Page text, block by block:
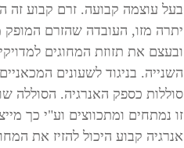
בעל עוצמה קבועה. זרם קבוע זה
יתרה מזו, העובדה שהזרם המופק
ובעצם את תזוזת המחוגים
השנייה. בניגוד לשעונים
סוללות כספק האנרגיה. הסוללה
זו נמתחים ומתכווצים וע"י כך
אנרגיה קבוע היכול להזיז את